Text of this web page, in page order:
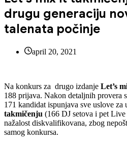
drugu generaciju
talenata počinje
april 20, 2021
Na konkurs za drugo izdanje Let’s
188 prijava. Nakon detaljnih provera
171 kandidat ispunjava sve uslove za
takmičenju (166 DJ setova i pet
nažalost diskvalifikovana, zbog
samog konkursa.